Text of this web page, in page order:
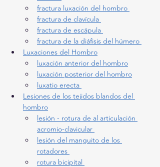
fractura luxación del hombro
fractura de clavícula
fractura de escápula
fractura de la diáfisis del húmero
Luxaciones del Hombro
luxación anterior del hombro
luxación posterior del hombro
luxatio erecta
Lesiones de los tejidos blandos del
hombro
lesión - rotura de al articulación
acromio-clavicular
lesión del manguito de los
rotadores
rotura bicipital